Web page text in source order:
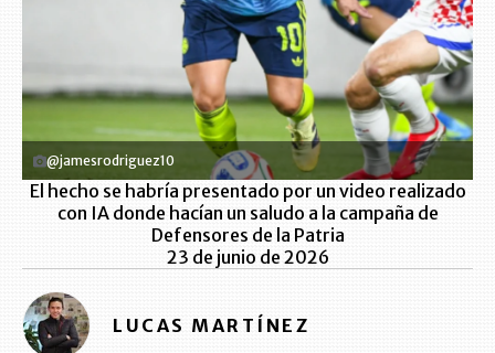
@jamesrodriguez10
El hecho se habría presentado por un video realizado
con IA donde hacían un saludo a la campaña de
Defensores de la Patria
23 de junio de 2026
LUCAS MARTÍNEZ